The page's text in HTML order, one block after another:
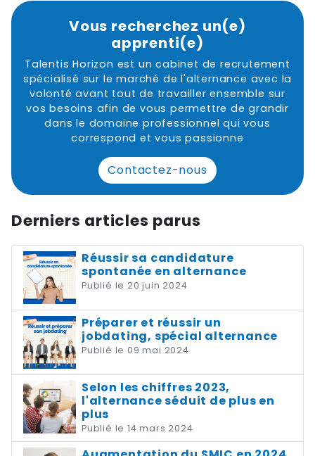
Vous recherchez un(e)
apprenti(e)
Talentis Horizon est un cabinet de recrutement
spécialisé sur le marché de l'alternance avec la
volonté avant tout de travailler ensemble sur
vos besoins afin de vous permettre de grandir
dans le domaine professionnel qui vous
correspond et vous passionne
Contactez-nous
Derniers articles parus
Réussir sa candidature
spontanée en alternance
Publié le 20 juin 2024
Préparer et réussir un
jobdating, spécial alternance
Publié le 09 mai 2024
Selon les chiffres 2023,
l'alternance séduit de plus en
plus
Publié le 14 mars 2024